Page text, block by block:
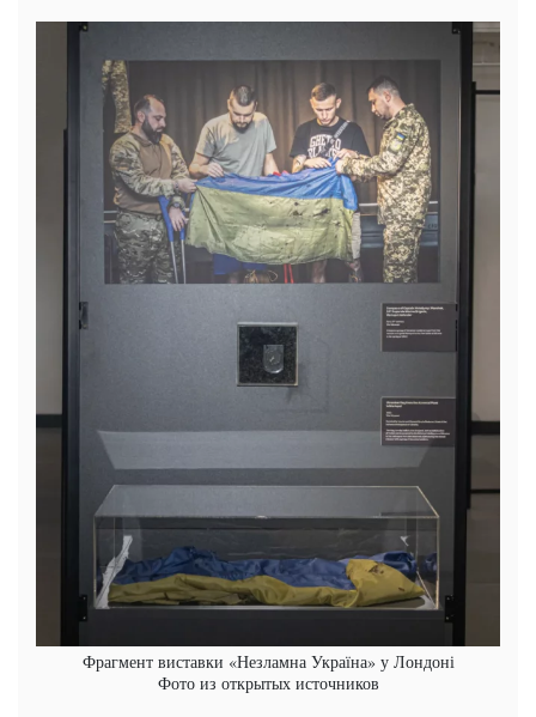
Фрагмент виставки «Незламна Україна» у Лондоні
Фото из открытых источников